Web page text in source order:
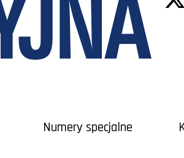
Numery specjalne